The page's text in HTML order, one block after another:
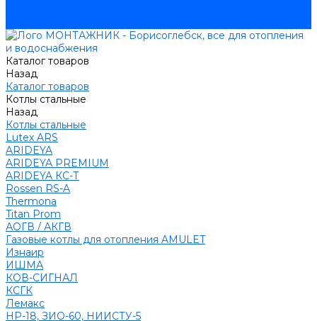
Каталог товаров
Назад
Каталог товаров
Котлы стальные
Назад
Котлы стальные
Lutex ARS
ARIDEYA
ARIDEYA PREMIUM
ARIDEYA КС-Т
Rossen RS-A
Thermona
Titan Prom
АОГВ / АКГВ
Газовые котлы для отопления AMULET
Изнаир
ИШМА
КОВ-СИГНАЛ
КСГК
Лемакс
НР-18, ЗИО-60, НИИСТУ-5